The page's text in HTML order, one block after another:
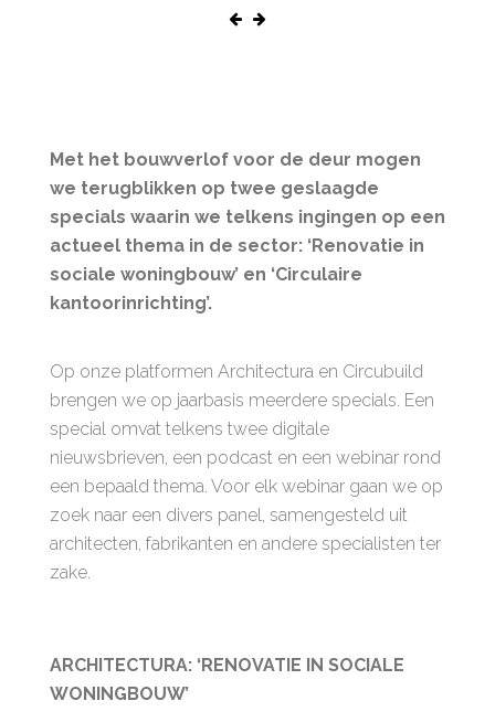
Met het bouwverlof voor de deur mogen
we terugblikken op twee geslaagde
specials waarin we telkens ingingen op een
actueel thema in de sector: ‘Renovatie in
sociale woningbouw’ en ‘Circulaire
kantoorinrichting’.
Op onze platformen Architectura en Circubuild
brengen we op jaarbasis meerdere specials. Een
special omvat telkens twee digitale
nieuwsbrieven, een podcast en een webinar rond
een bepaald thema. Voor elk webinar gaan we op
zoek naar een divers panel, samengesteld uit
architecten, fabrikanten en andere specialisten ter
zake.
ARCHITECTURA: ‘RENOVATIE IN SOCIALE
WONINGBOUW’